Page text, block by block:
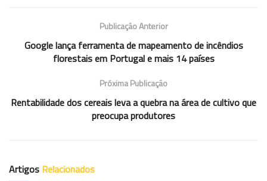
Publicação Anterior
Google lança ferramenta de mapeamento de incêndios
florestais em Portugal e mais 14 países
Próxima Publicação
Rentabilidade dos cereais leva a quebra na área de cultivo que
preocupa produtores
Artigos Relacionados